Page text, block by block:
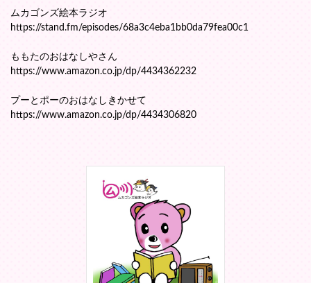
ムカゴンズ絵本ラジオ
https://stand.fm/episodes/68a3c4eba1bb0da79fea00c1
ももたのおはなしやさん
https://www.amazon.co.jp/dp/4434362232
プーとポーのおはなしきかせて
https://www.amazon.co.jp/dp/4434306820